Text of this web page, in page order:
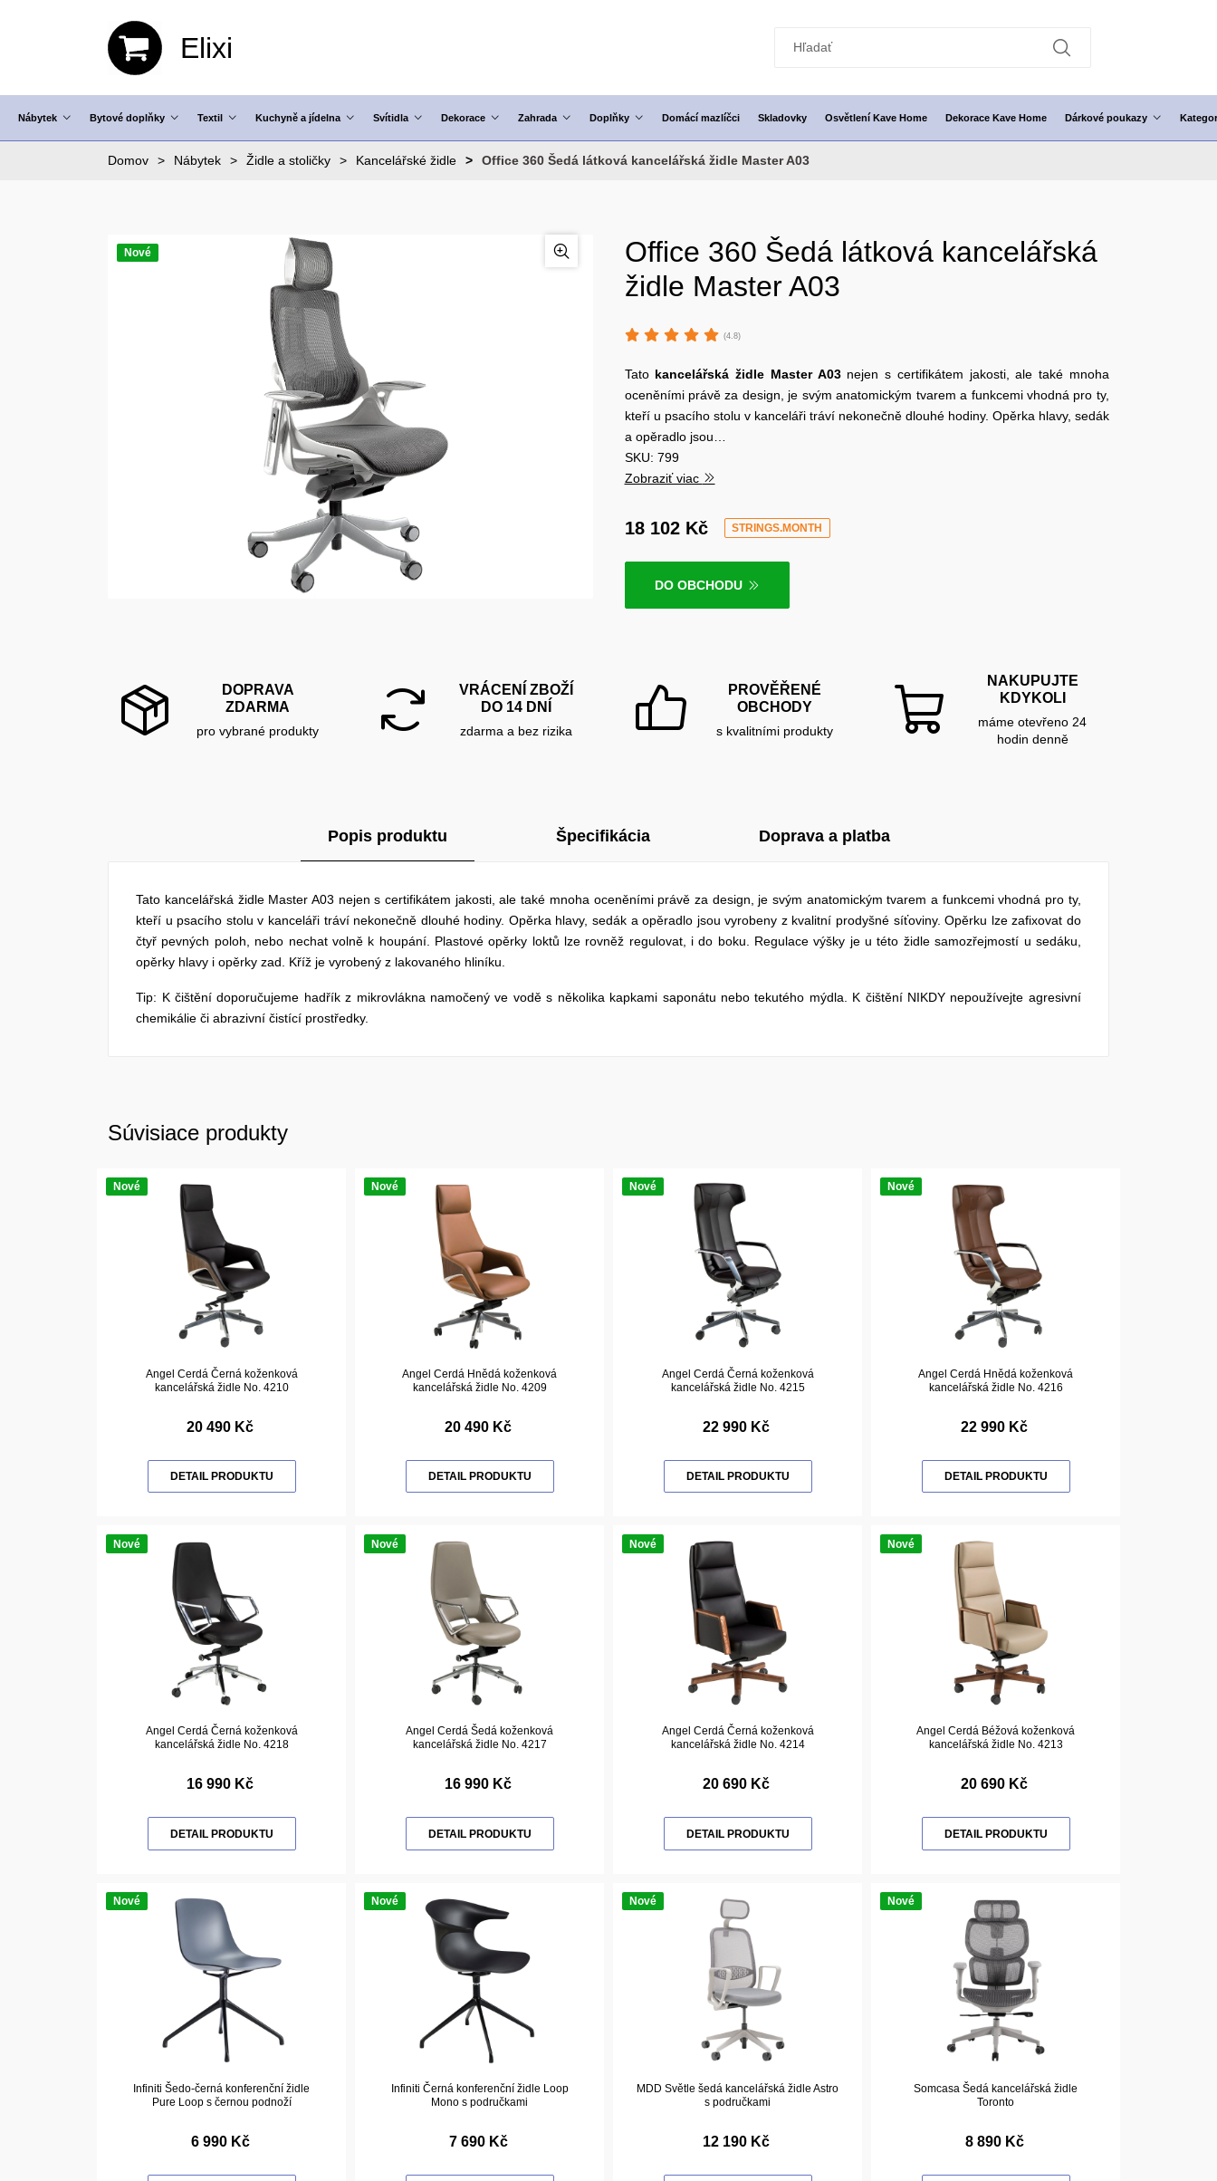
Elixi
Nábytek Bytové doplňky Textil Kuchyně a jídelna Svítidla Dekorace Zahrada Doplňky Domácí mazlíčci Skladovky Osvětlení Kave Home Dekorace Kave Home Dárkové poukazy
Domov Nábytek Židle a stoličky Kancelářské židle Office 360 Šedá látková kancelářská židle Master A03
Nové
Office 360 Šedá látková kancelářská
židle Master A03
(4.8)
Tato kancelářská židle MasterA03nejen s certifikátem jakosti, ale také mnoha
oceněními právě za design, je svým anatomickým tvarem a funkcemi vhodná pro ty,
kteří u psacího stolu v kanceláři tráví nekonečně dlouhé hodiny. Opěrka hlavy, sedák
a opěradlo jsou…
SKU: 799
Zobraziť viac
18 102 Kč STRINGS.MONTH
DO OBCHODU
DOPRAVA
ZDARMA
pro vybrané produkty
VRÁCENÍ ZBOŽÍ
DO 14 DNÍ
zdarma a bez rizika
PROVĚŘENÉ
OBCHODY
s kvalitními produkty
NAKUPUJTE
KDYKOLI
máme otevřeno 24
hodin denně
Popis produktu Špecifikácia Doprava a platba
Tato kancelářská židle Master A03 nejen s certifikátem jakosti, ale také mnoha oceněními právě za design, je svým anatomickým tvarem a funkcemi vhodná pro ty,
kteří u psacího stolu v kanceláři tráví nekonečně dlouhé hodiny. Opěrka hlavy, sedák a opěradlo jsou vyrobeny z kvalitní prodyšné síťoviny. Opěrku lze zafixovat do
čtyř pevných poloh, nebo nechat volně k houpání. Plastové opěrky loktů lze rovněž regulovat, i do boku. Regulace výšky je u této židle samozřejmostí u sedáku,
opěrky hlavy i opěrky zad. Kříž je vyrobený z lakovaného hliníku.
Tip: K čištění doporučujeme hadřík z mikrovlákna namočený ve vodě s několika kapkami saponátu nebo tekutého mýdla. K čištění NIKDY nepoužívejte agresivní
chemikálie či abrazivní čistící prostředky.
Súvisiace produkty
Nové
Angel Cerdá Černá koženková
kancelářská židle No. 4210
20 490 Kč
DETAIL PRODUKTU
Nové
Angel Cerdá Hnědá koženková
kancelářská židle No. 4209
20 490 Kč
DETAIL PRODUKTU
Nové
Angel Cerdá Černá koženková
kancelářská židle No. 4215
22 990 Kč
DETAIL PRODUKTU
Nové
Angel Cerdá Hnědá koženková
kancelářská židle No. 4216
22 990 Kč
DETAIL PRODUKTU
Nové
Angel Cerdá Černá koženková
kancelářská židle No. 4218
16 990 Kč
DETAIL PRODUKTU
Nové
Angel Cerdá Šedá koženková
kancelářská židle No. 4217
16 990 Kč
DETAIL PRODUKTU
Nové
Angel Cerdá Černá koženková
kancelářská židle No. 4214
20 690 Kč
DETAIL PRODUKTU
Nové
Angel Cerdá Béžová koženková
kancelářská židle No. 4213
20 690 Kč
DETAIL PRODUKTU
Nové
Infiniti Šedo-černá konferenční židle
Pure Loop s černou podnoží
6 990 Kč
Nové
Infiniti Černá konferenční židle Loop
Mono s područkami
7 690 Kč
Nové
MDD Světle šedá kancelářská židle Astro
s područkami
12 190 Kč
Nové
Somcasa Šedá kancelářská židle
Toronto
8 890 Kč